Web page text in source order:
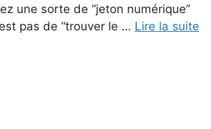
une sorte de “jeton numérique”
pas de “trouver le … Lire la suite